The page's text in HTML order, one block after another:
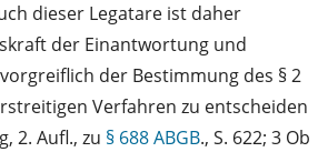
dieser Legatare ist daher
der Einantwortung und
der Bestimmung des § 2
Verfahren zu entscheiden
2. Aufl., zu § 688 ABGB., S. 622; 3 Ob